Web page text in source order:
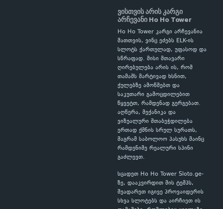
ვისთვის არის კარგი
არჩევანი Ho Ho Tower
Ho Ho Tower კარგი არჩევანია
მათთვის, ვინც ეძებს ELK-ის
სლოტს ქართულად, უფასოდ და
სწრაფად. მისი მთავარი
ღირებულება არის ის, რომ
თამაშს მარტივად ხსნით,
ქულებზე ამოწმებთ და
საკუთარი გამოცდილებით
წყვეტთ, რამდენად გერგებათ.
აღწერა, მექანიკა და
ვიზუალური შთაბეჭდილება
ერთად ქმნის სრულ სურათს,
მაგრამ საბოლოო პასუხს მაინც
რამდენიმე რეალური სპინი
გაძლევთ.
სცადეთ Ho Ho Tower Sloto.ge-
ზე, დააკვირდით მის ტემპს,
შეადარეთ იგივე პროვაიდერის
სხვა სლოტებს და აირჩიეთ ის